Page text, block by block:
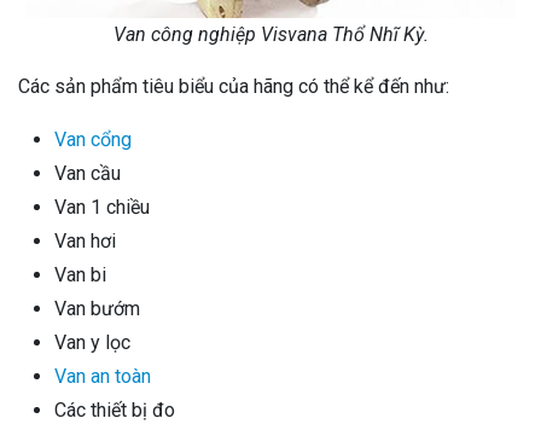
Van công nghiệp Visvana Thổ Nhĩ Kỳ.
Các sản phẩm tiêu biểu của hãng có thể kể đến như:
Van cổng
Van cầu
Van 1 chiều
Van hơi
Van bi
Van bướm
Van y lọc
Van an toàn
Các thiết bị đo